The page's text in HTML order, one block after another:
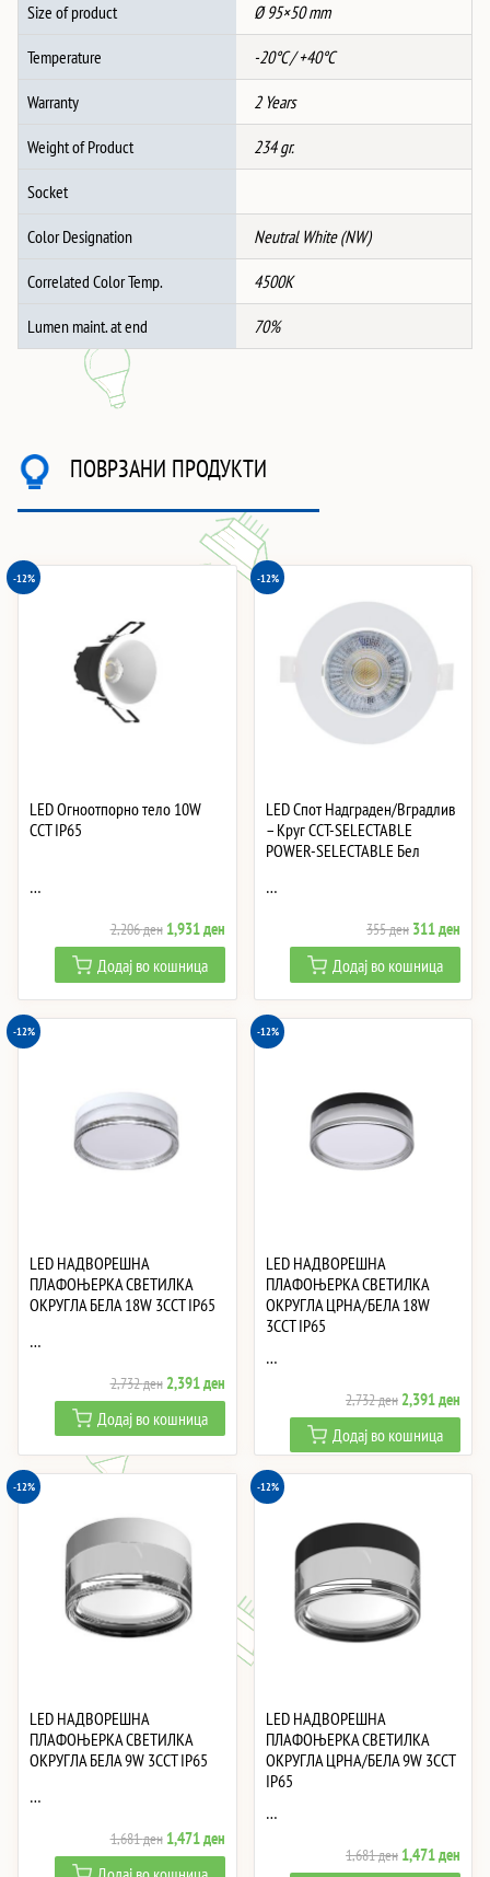
Size of product Ø 95×50 mm
Temperature -20°C / +40°C
Warranty 2 Years
Weight of Product 234 gr.
Socket
Color Designation Neutral White (NW)
Correlated Color Temp. 4500K
Lumen maint. at end 70%
ПОВРЗАНИ ПРОДУКТИ
-12%
LED Огноотпорно тело 10W
CCT IP65
…
2,206ден Original
price
was:
2,206 ден.
1,931денCurrent
price
is:
1,931 ден.
Додај во кошница
-12%
LED Спот Надграден/Вградлив
– Круг CCT-SELECTABLE
POWER-SELECTABLE Бел
…
355ден Original
price
was:
355 ден.
311ден
price
is:
311
Додај во кошница
-12%
LED НАДВОРЕШНА
ПЛАФОЊЕРКА СВЕТИЛКА
ОКРУГЛА БЕЛА 18W 3CCT IP65
…
2,732ден Original
price
was:
2,732 ден.
2,391денCurrent
price
is:
2,391 ден.
Додај во кошница
-12%
LED НАДВОРЕШНА
ПЛАФОЊЕРКА СВЕТИЛКА
ОКРУГЛА ЦРНА/БЕЛА 18W
3CCT IP65
…
2,732ден Original
price
was:
2,732 ден.
2,391ден
price
is:
Додај во кошница
-12%
LED НАДВОРЕШНА
ПЛАФОЊЕРКА СВЕТИЛКА
ОКРУГЛА БЕЛА 9W 3CCT IP65
…
1,681ден Original
price
1,471денCurrent
price
-12%
LED НАДВОРЕШНА
ПЛАФОЊЕРКА СВЕТИЛКА
ОКРУГЛА ЦРНА/БЕЛА 9W 3CCT
IP65
…
1,681ден Original
1,471ден